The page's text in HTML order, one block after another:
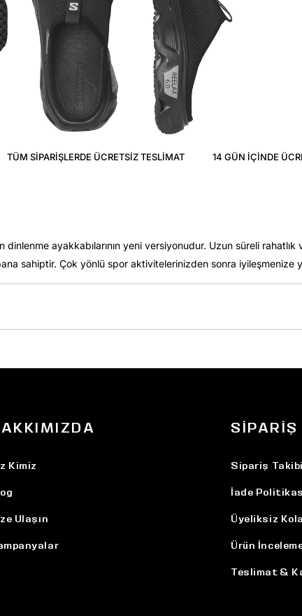
TÜM SIPARIŞLERDE ÜCRETSIZ TESLIMAT 14 GÜN IÇINDE
dinlenme ayakkabılarının yeni versiyonudur. Uzun süreli
sahiptir. Çok yönlü spor aktivitelerinizden sonra iyileşmenize
Kimiz
Ulaşın
SIPARIŞ
Sipariş Takibi
İade
Üyeliksiz
Ürün
Teslimat &